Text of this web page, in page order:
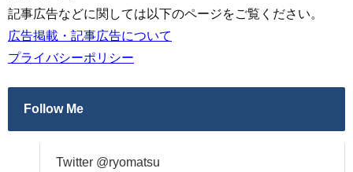
記事広告などに関しては以下のページをご覧ください。
広告掲載・記事広告について
プライバシーポリシー
Follow Me
Twitter @ryomatsu